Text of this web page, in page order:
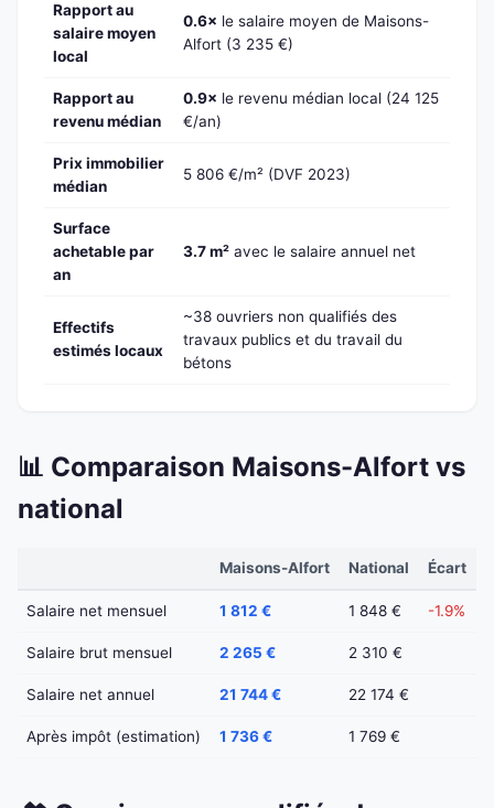
Rapport au
salaire moyen
local
0.6× le salaire moyen de Maisons-
Alfort (3 235 €)
Rapport au
revenu médian
0.9× le revenu médian local (24 125
€/an)
Prix immobilier
médian
5 806 €/m² (DVF 2023)
Surface
achetable par
an
3.7 m² avec le salaire annuel net
Effectifs
estimés locaux
~38 ouvriers non qualifiés des
travaux publics et du travail du
bétons
📊 Comparaison Maisons-Alfort vs
national
Maisons-Alfort National Écart
Salaire net mensuel 1 812 € 1 848 € -1.9%
Salaire brut mensuel 2 265 € 2 310 €
Salaire net annuel 21 744 € 22 174 €
Après impôt (estimation) 1 736 € 1 769 €